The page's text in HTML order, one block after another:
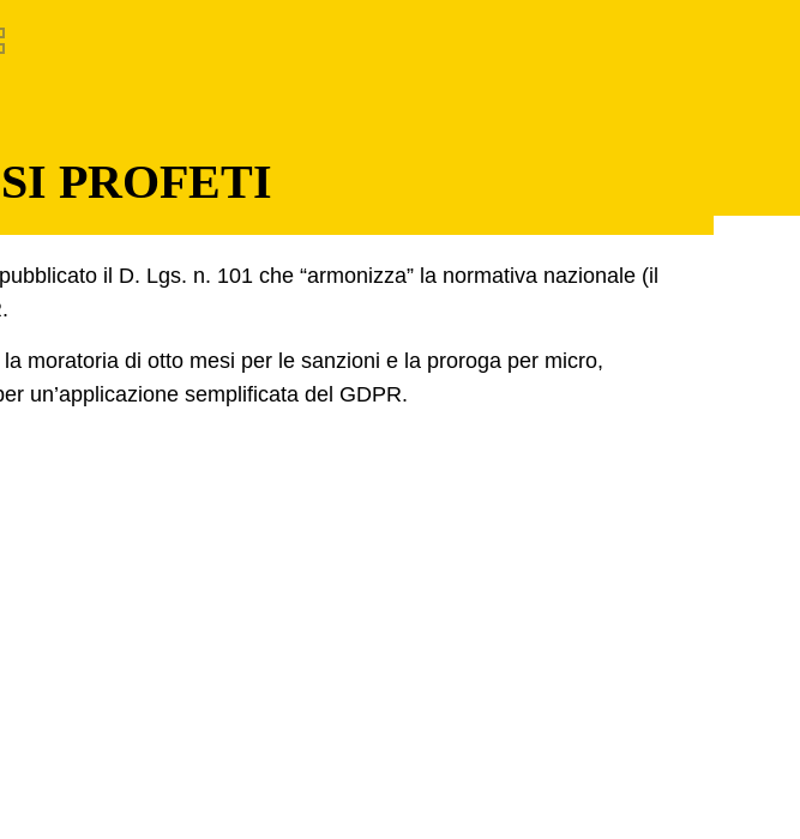
PROFETI
il D. Lgs. n. 101 che “armonizza” la normativa nazionale (il
la moratoria di otto mesi per le sanzioni e la proroga per micro,
un’applicazione semplificata del GDPR.